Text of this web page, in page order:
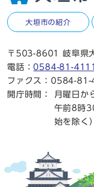
大垣市の紹介
〒503-8601 岐阜県
電話：0584-81-4111
ファクス：0584-
開庁時間：
月曜日か
午前8時
始を除く）